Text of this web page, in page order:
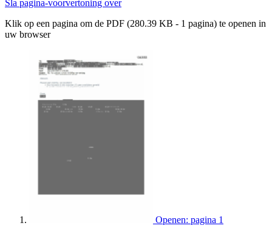
Sla pagina-voorvertoning over
Klik op een pagina om de PDF (280.39 KB - 1 pagina) te openen in
uw browser
Openen: pagina 1